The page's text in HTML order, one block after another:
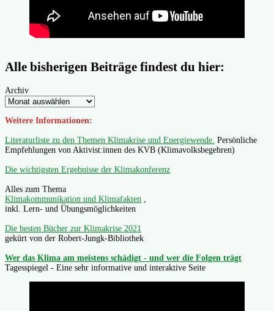
Alle bisherigen Beiträge findest du hier:
Archiv
Weitere Informationen:
Literaturliste zu den Themen Klimakrise und Energiewende. Persönliche
Empfehlungen von Aktivist:innen des KVB (Klimavolksbegehren)
Die wichtigsten Ergebnisse der Klimakonferenz
Alles zum Thema
Klimakommunikation und Klimafakten
inkl. Lern- und Übungsmöglichkeiten
Die besten Bücher zur Klimakrise 2021
gekürt von der Robert-Jungk-Bibliothek
Wer das Klima am meistens schädigt - und wer die Folgen trägt
Tagesspiegel - Eine sehr informative und interaktive Seite